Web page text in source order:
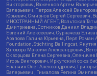
Викторович, Важенков Артем
Валерьевич, Петров Алексей
Юрьевич, Смирнов Сергей Сергеевич,
ИНОСТРАННЫЙ АГЕНТ, Вольтская
Дмитриевна, Сотников Даниил
Евгений Алексеевич, Сурначева
Арапова Галина Юрьевна, Перл
Foundation, Stichting Bellingcat,
Заговора Максим Александрович,
Скворцова Елена Сергеевна,
Игорь Викторович, Иркутский союз
Еланчик Олег Александрович,
Валерьевич , Гималова Регина